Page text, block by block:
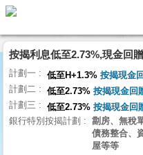
代
理
主
頁
搵
樓/
按揭利息低至2.73%,現金回
計劃一 低至H+1.3% 按揭現金
計劃二 低至2.73% 按揭現金回
計劃三 低至2.73% 按揭現金回
銀行特別按揭計劃
劏房、無稅
債務整合、
屋等等